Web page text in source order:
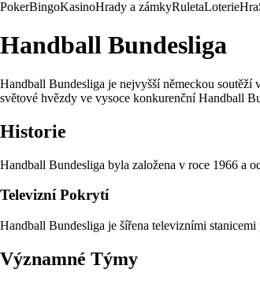
PokerBingoKasinoHrady a zámkyRuletaLoterieHra
Handball Bundesliga
Handball Bundesliga je nejvyšší německou soutěží
světové hvězdy ve vysoce konkurenční Handball
Historie
Handball Bundesliga byla založena v roce 1966 a
Televizní Pokrytí
Handball Bundesliga je šířena televizními
Významné Týmy